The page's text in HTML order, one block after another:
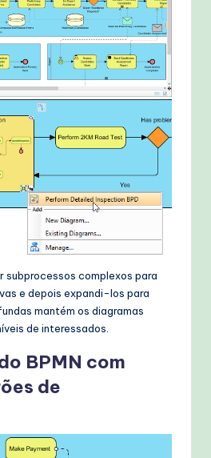
subprocessos complexos para
e depois expandi-los para
mantém os diagramas
de interessados.
BPMN com
de